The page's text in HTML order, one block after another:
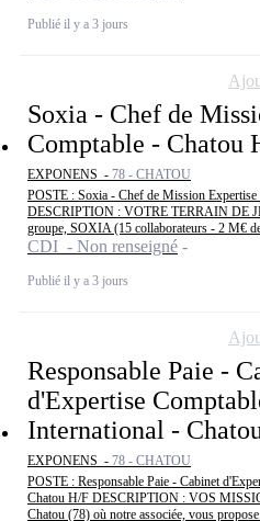
Publié il y a 3 jours
Soxia - Chef de
Comptable - Chatou
EXPONENS - 78 - CHATOU
POSTE : Soxia - Chef de Mission
DESCRIPTION : VOTRE TERRAIN DE
groupe, SOXIA (15 collaborateurs - 2 M€
CDI - Non renseigné
Publié il y a 3 jours
Responsable Paie -
d'Expertise
International -
EXPONENS - 78 - CHATOU
POSTE : Responsable Paie - Cabinet
Chatou H/F DESCRIPTION : VOS
Chatou (78) où notre associée, vous propose...